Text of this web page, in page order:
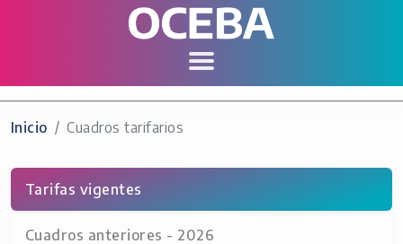
Inicio Cuadros tarifarios
Tarifas vigentes
Cuadros anteriores - 2026